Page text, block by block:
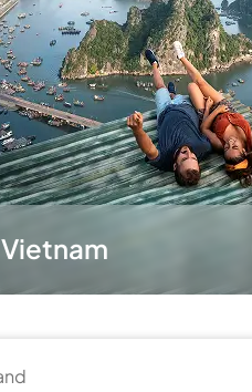
Vietnam